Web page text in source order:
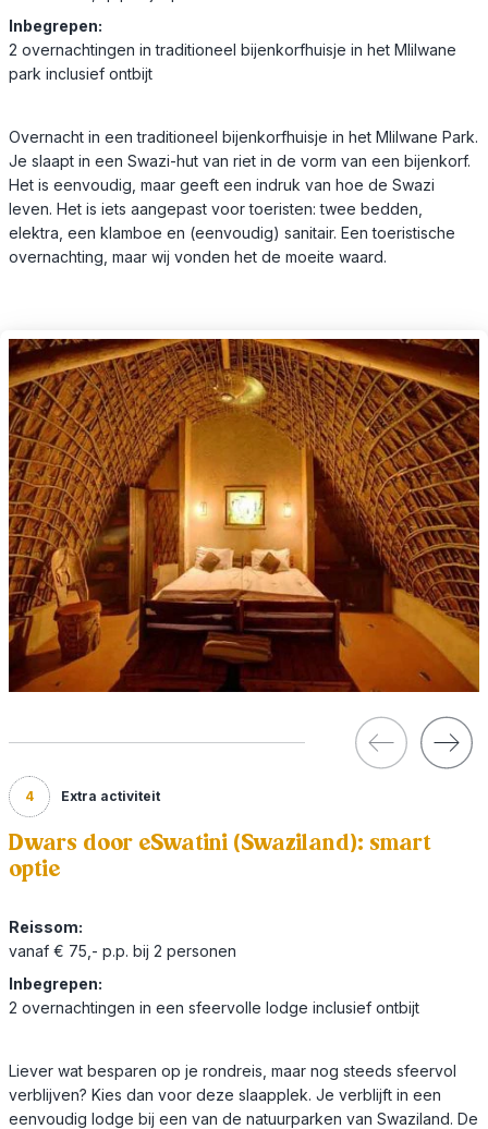
Inbegrepen:
2 overnachtingen in traditioneel bijenkorfhuisje in het Mlilwane
park inclusief ontbijt
Overnacht in een traditioneel bijenkorfhuisje in het Mlilwane Park.
Je slaapt in een Swazi-hut van riet in de vorm van een bijenkorf.
Het is eenvoudig, maar geeft een indruk van hoe de Swazi
leven. Het is iets aangepast voor toeristen: twee bedden,
elektra, een klamboe en (eenvoudig) sanitair. Een toeristische
overnachting, maar wij vonden het de moeite waard.
4 Extra activiteit
Dwars door eSwatini (Swaziland): smart
optie
Reissom:
vanaf € 75,- p.p. bij 2 personen
Inbegrepen:
2 overnachtingen in een sfeervolle lodge inclusief ontbijt
Liever wat besparen op je rondreis, maar nog steeds sfeervol
verblijven? Kies dan voor deze slaapplek. Je verblijft in een
eenvoudig lodge bij een van de natuurparken van Swaziland. De